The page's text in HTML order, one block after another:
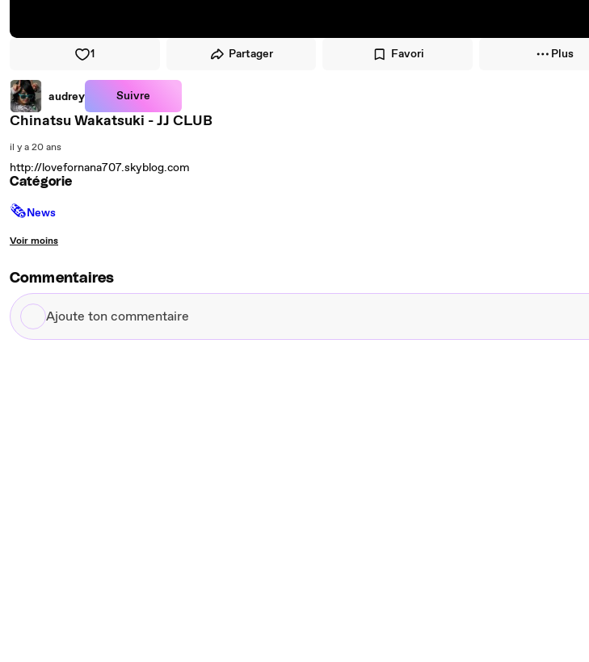
1 Partager Favori Plus
audrey Suivre
Chinatsu Wakatsuki - JJ CLUB
il y a 20 ans
http://lovefornana707.skyblog.com
Catégorie
🗞News
Voir moins
Commentaires
Ajoute
ton